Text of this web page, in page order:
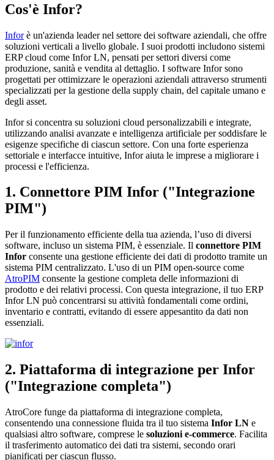
Cos'è Infor?
Inforè un'azienda leader nel settore dei software aziendali, che offre
soluzioni verticali a livello globale. I suoi prodotti includono sistemi
ERP cloud come Infor LN, pensati per settori diversi come
produzione, sanità e vendita al dettaglio. I software Infor sono
progettati per ottimizzare le operazioni aziendali attraverso strumenti
specializzati per la gestione della supply chain, del capitale umano e
degli asset.
Infor si concentra su soluzioni cloud personalizzabili e integrate,
utilizzando analisi avanzate e intelligenza artificiale per soddisfare le
esigenze specifiche di ciascun settore. Con una forte esperienza
settoriale e interfacce intuitive, Infor aiuta le imprese a migliorare i
processi e l'efficienza.
1. Connettore PIM Infor ("Integrazione
PIM")
Per il funzionamento efficiente della tua azienda, l’uso di diversi
software, incluso un sistema PIM, è essenziale. Il connettore PIM
Infor consente una gestione efficiente dei dati di prodotto tramite un
sistema PIM centralizzato. L'uso di un PIM open-source come
AtroPIM consente la gestione completa delle informazioni di
prodotto e dei relativi processi. Con questa integrazione, il tuo ERP
Infor LN può concentrarsi su attività fondamentali come ordini,
inventario e contratti, evitando di essere appesantito da dati non
essenziali.
2. Piattaforma di integrazione per Infor
("Integrazione completa")
AtroCore funge da piattaforma di integrazione completa,
consentendo una connessione fluida tra il tuo sistema Infor LN e
qualsiasi altro software, comprese le soluzioni e-commerce. Facilita
il trasferimento automatico dei dati tra sistemi, secondo orari
pianificati per ciascun flusso.